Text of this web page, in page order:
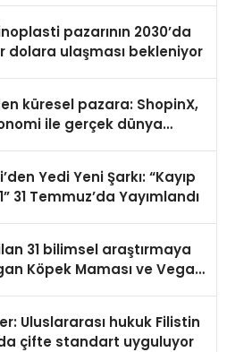
pazarının 2030’da
dolara ulaşması bekleniyor
küresel pazara: ShopinX,
ile gerçek dünya
Yedi Yeni Şarkı: “Kayıp
31 Temmuz’da Yayımlandı
31 bilimsel araştırmaya
Köpek Maması ve Vegan
Uluslararası hukuk Filistin
çifte standart uyguluyor